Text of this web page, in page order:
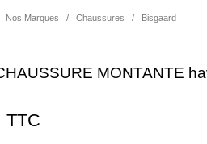
Nos Marques / Chaussures / Bisgaard
MONTANTE
TTC